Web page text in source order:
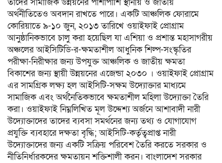
অর্থনীতিতেও অবদান রাখতে পারে। একটি আঞ্চলিক ফোরামে
কোরিয়াতে ৯-১০ জুন, ২০১৩ তারিখে ওয়াইফাই প্রোগ্রাম
আনুষ্ঠানিকভাবে চালু করা হয়েছিল যা এশিয়া ও প্রশান্ত মহাসাগরীয়
অঞ্চলের আইসিটিডি-র-ক্ষমতাশীল আধুনিক শিল্প-সংস্কৃতির
পরীক্ষা-নিরীক্ষার জন্য উপযুক্ত আঞ্চলিক ও জাতীয় ক্ষমতা
বিকাশের জন্য স্থায়ী উন্নয়নের এজেন্ডা ২০৩০ । ওয়াইফাই প্রোগ্রাম
এর সামগ্রিক লক্ষ্য হল আইসিটি-সক্ষম উদ্যোক্তার মাধ্যমে
সামাজিক এবং অর্থনৈতিকভাবে ক্ষমতাশীল মহিলা উদ্যোক্তা তৈরি
করা। ওয়াইফাই নিম্নলিখিত মূল উদ্দেশ্য অর্জনে আশাবাদী নারী
উদ্যোক্তাদের তাদের ব্যবসা সমর্থনের জন্য তথ্য ও যোগাযোগ
প্রযুক্তি ব্যবহারে দক্ষতা বৃদ্ধি; আইসিটি-কর্তৃত্বপ্রাপ্ত নারী
উদ্যোক্তাদের জন্য একটি সক্রিয় পরিবেশ তৈরি করতে সরকার ও
নীতিনির্ধারকদের ক্ষমতায়ন শক্তিশালী করন। বাংলাদেশ সরকার